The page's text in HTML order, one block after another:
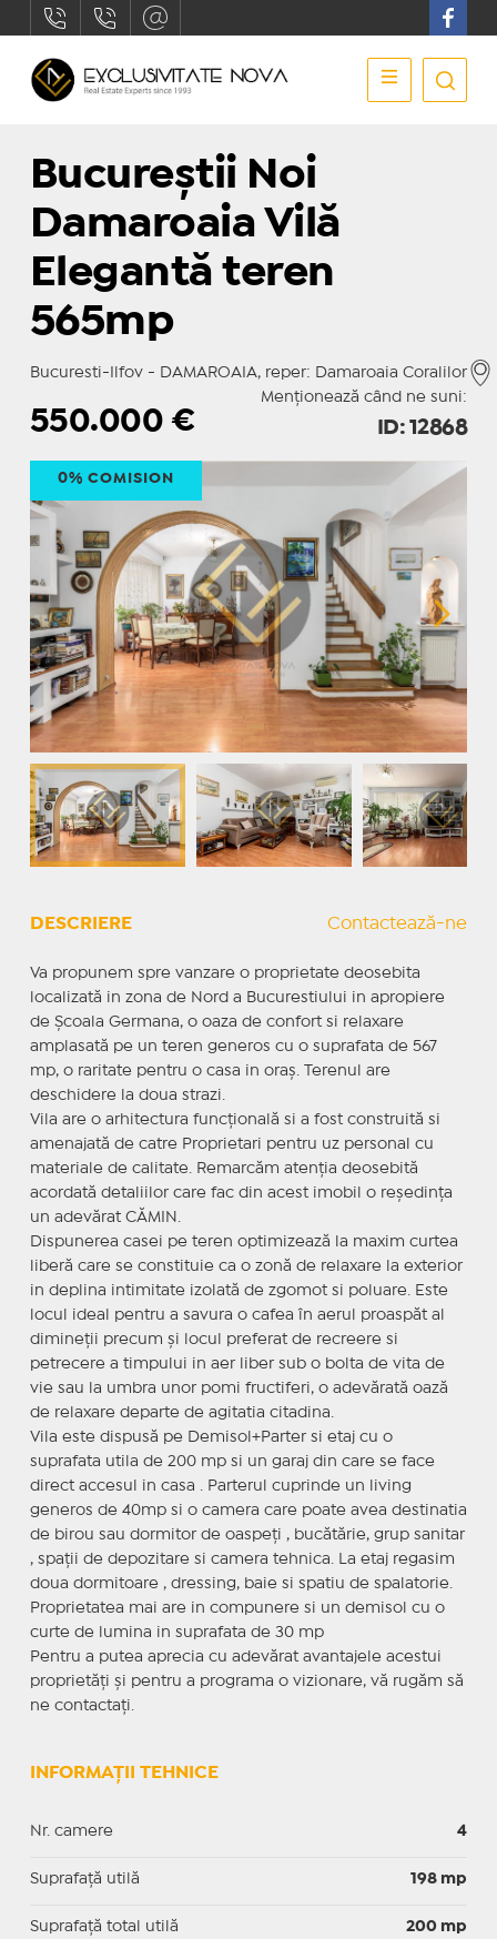
Bucureștii Noi
Damaroaia Vilă
Elegantă teren
565mp
Bucuresti-Ilfov - DAMAROAIA, reper: Damaroaia Coralilor
Menționează când ne suni:
550.000 € ID: 12868
0% COMISION
DESCRIERE Contactează-ne
Va propunem spre vanzare o proprietate deosebita
localizată in zona de Nord a Bucurestiului in apropiere
de Școala Germana, o oaza de confort si relaxare
amplasată pe un teren generos cu o suprafata de 567
mp, o raritate pentru o casa in oraș. Terenul are
deschidere la doua strazi.
Vila are o arhitectura funcțională si a fost construită si
amenajată de catre Proprietari pentru uz personal cu
materiale de calitate. Remarcăm atenția deosebită
acordată detaliilor care fac din acest imobil o reședința
un adevărat CĂMIN.
Dispunerea casei pe teren optimizează la maxim curtea
liberă care se constituie ca o zonă de relaxare la exterior
in deplina intimitate izolată de zgomot si poluare. Este
locul ideal pentru a savura o cafea în aerul proaspăt al
dimineţii precum şi locul preferat de recreere si
petrecere a timpului in aer liber sub o bolta de vita de
vie sau la umbra unor pomi fructiferi, o adevărată oază
de relaxare departe de agitatia citadina.
Vila este dispusă pe Demisol+Parter si etaj cu o
suprafata utila de 200 mp si un garaj din care se face
direct accesul in casa . Parterul cuprinde un living
generos de 40mp si o camera care poate avea destinatia
de birou sau dormitor de oaspeți , bucătărie, grup sanitar
, spații de depozitare si camera tehnica. La etaj regasim
doua dormitoare , dressing, baie si spatiu de spalatorie.
Proprietatea mai are in compunere si un demisol cu o
curte de lumina in suprafata de 30 mp
Pentru a putea aprecia cu adevărat avantajele acestui
proprietăți și pentru a programa o vizionare, vă rugăm să
ne contactați.
INFORMAȚII TEHNICE
Nr. camere 4
Suprafaţă utilă 198 mp
Suprafaţă total utilă 200 mp